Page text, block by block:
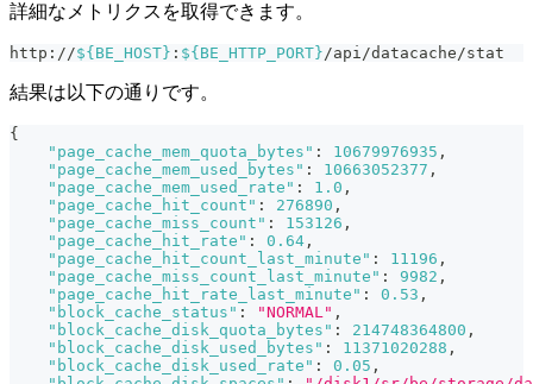
詳細なメトリクスを取得できます。
http://${BE_HOST} : ${BE_HTTP_PORT}/api/datacache/stat
結果は以下の通りです。
{
"page_cache_mem_quota_bytes" : 10679976935 ,
"page_cache_mem_used_bytes" : 10663052377 ,
"page_cache_mem_used_rate" : 1.0 ,
"page_cache_hit_count" : 276890 ,
"page_cache_miss_count" : 153126 ,
"page_cache_hit_rate" : 0.64 ,
"page_cache_hit_count_last_minute" : 11196 ,
"page_cache_miss_count_last_minute" : 9982 ,
"page_cache_hit_rate_last_minute" : 0.53 ,
"block_cache_status" : "NORMAL" ,
"block_cache_disk_quota_bytes" : 214748364800 ,
"block_cache_disk_used_bytes" : 11371020288 ,
"block_cache_disk_used_rate" : 0.05 ,